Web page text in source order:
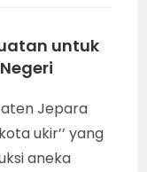
untuk
Jepara
ukir’’ yang
aneka